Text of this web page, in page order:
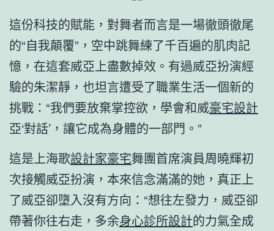
這份科技的賦能，對舞者而言是一場徹頭徹尾
的“自我顛覆”，空中跳舞練了千百遍的肌肉記
憶，在這套威亞上盡數掉效。有過威亞扮演經
驗的朱潔靜，也坦言遭受了職業生活一個新的
挑戰：“我們要放棄掌控欲，學會和威豪宅設計
亞‘對話’，讓它成為身體的一部門。”
這是上海歌設計家豪宅舞團首席演員周曉輝初
次接觸威亞扮演，本來信念滿滿的她，真正上
了威亞卻墮入沒有方向：“想往左發力，威亞卻
帶著你往右走，多余身心診所設計的力氣全成